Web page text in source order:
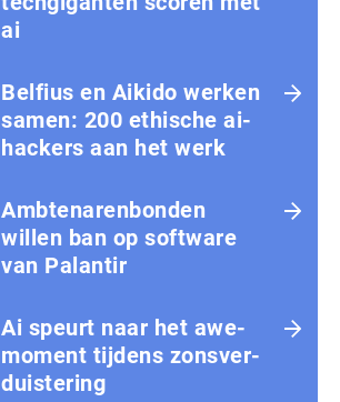
ai
Belfius en Aikido werken
samen: 200 ethische ai-
hackers aan het werk
Amb­te­na­ren­bon­den
willen ban op software
van Palantir
Ai speurt naar het awe-
moment tijdens zons­ver­
duis­te­ring